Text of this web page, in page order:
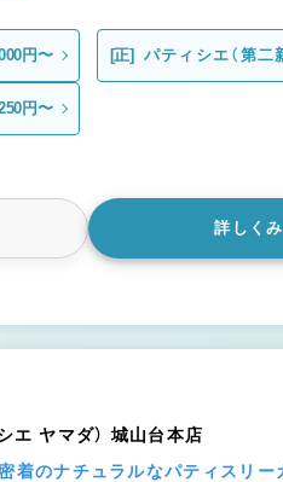
円〜 [正] パティシエ（第二
円〜
詳しく
エ ヤマダ） 城山台本店
着のナチュラルなパティスリー